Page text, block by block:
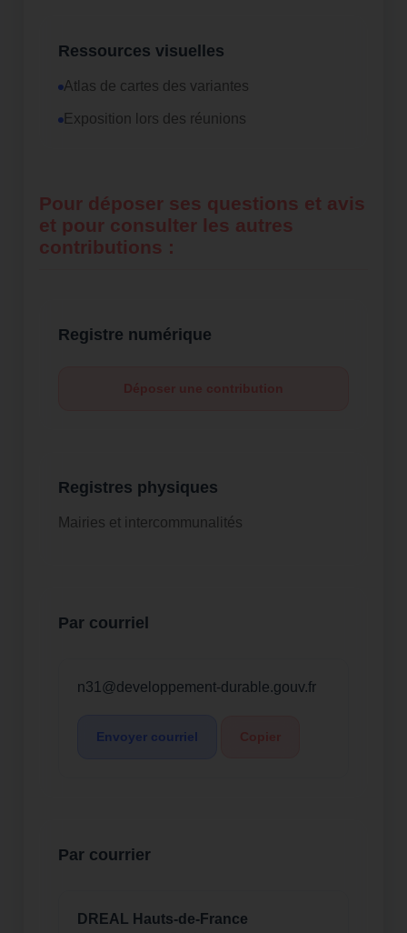
Ressources visuelles
Atlas de cartes des variantes
Exposition lors des réunions
Pour déposer ses questions et avis
et pour consulter les autres
contributions :
Registre numérique
Registres physiques
Mairies et intercommunalités
Par courriel
n31@developpement-durable.gouv.fr
Envoyer courriel
Par courrier
DREAL Hauts-de-France